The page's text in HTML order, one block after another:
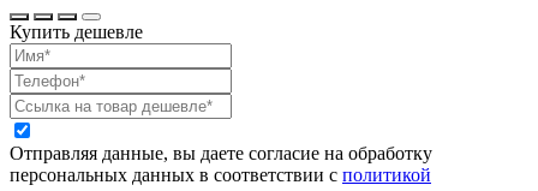
Купить дешевле
Отправляя данные, вы даете согласие на обработку
персональных данных в соответствии с политикой